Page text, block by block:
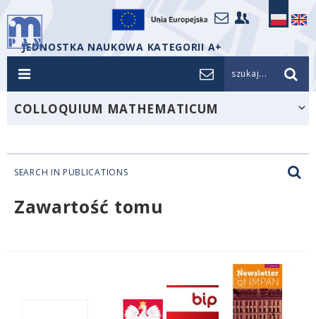
JEDNOSTKA NAUKOWA KATEGORII A+
szukaj...
COLLOQUIUM MATHEMATICUM
SEARCH IN PUBLICATIONS
Zawartość tomu